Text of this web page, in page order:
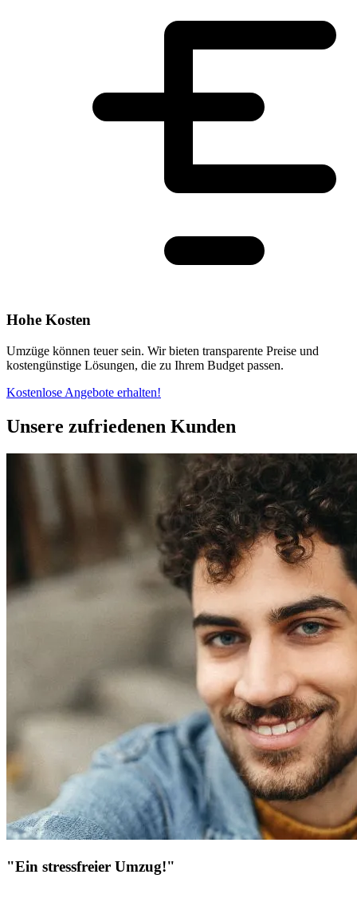
Hohe Kosten
Umzüge können teuer sein. Wir bieten transparente Preise und
kostengünstige Lösungen, die zu Ihrem Budget passen.
Kostenlose Angebote erhalten!
Unsere zufriedenen Kunden
"Ein stressfreier Umzug!"